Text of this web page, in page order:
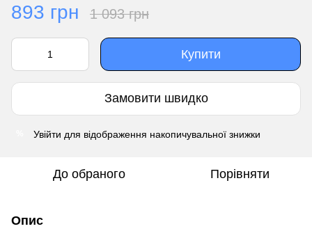
893 грн 1 093 грн
Купити
Замовити швидко
Увійти для відображення накопичувальної знижки
До обраного Порівняти
Опис